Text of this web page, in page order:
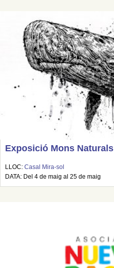
Exposició Mons Naturals
LLOC: Casal Mira-sol
DATA: Del 4 de maig al 25 de maig